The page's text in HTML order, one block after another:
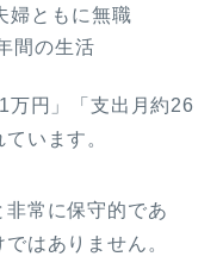
婦ともに無職
間の生活
万円」「支出月約26
います。
非常に保守的であ
はありません。